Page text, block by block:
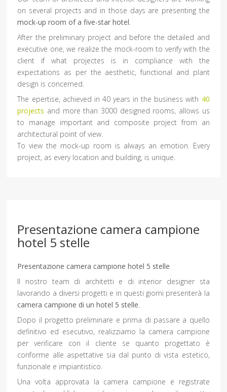
on several projects and in those days are presenting the
mock-up room of a five-star hotel
After the preliminary project and before the detailed and
executive one, we realize the mock-room to verify with the
client if what projectes is in compliance with the
expectations as per the aesthetic, functional and plant
design is concerned.
The epertise, achieved in 40 years in the business with 40
projects and more than 3000 designed rooms, allows us
to manage important and composite project from an
architectural point of view.
To view the mock-up room is always an emotion. Every
project, as every location and building, is unique.
Presentazione camera campione
hotel 5 stelle
Presentazione camera campione hotel 5 stelle
Il nostro team di architetti e di interior designer sta
lavorando a diversi progetti e in questi giorni presenterà la
camera campione di un hotel 5 stelle.
Dopo il progetto preliminare e prima di passare a quello
definitivo ed esecutivo, realizziamo la camera campione
per verificare con il cliente se quanto progettato è
conforme alle aspettative sia dal punto di vista estetico,
funzionale e impiantistico.
Una volta approvata la camera campione e registrate